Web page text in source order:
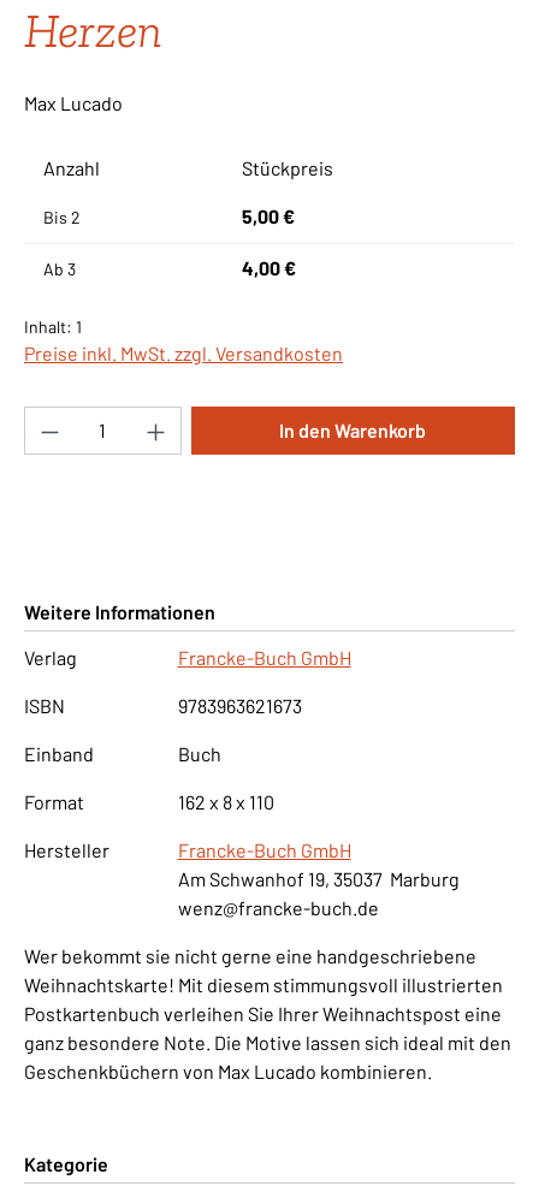
Herzen
Max Lucado
Anzahl Stückpreis
Bis 2 5,00 €
Ab 3 4,00 €
Inhalt: 1
Preise inkl. MwSt. zzgl. Versandkosten
Produkt Anzahl: Gib den gewünschten
In den Warenkorb
Weitere Informationen
Verlag
Francke-Buch GmbH
ISBN 9783963621673
Einband Buch
Format 162 x 8 x 110
Hersteller
Francke-Buch GmbH
Am Schwanhof 19, 35037 Marburg
wenz@francke-buch.de
Wer bekommt sie nicht gerne eine handgeschriebene
Weihnachtskarte! Mit diesem stimmungsvoll illustrierten
Postkartenbuch verleihen Sie Ihrer Weihnachtspost eine
ganz besondere Note. Die Motive lassen sich ideal mit den
Geschenkbüchern von Max Lucado kombinieren.
Kategorie